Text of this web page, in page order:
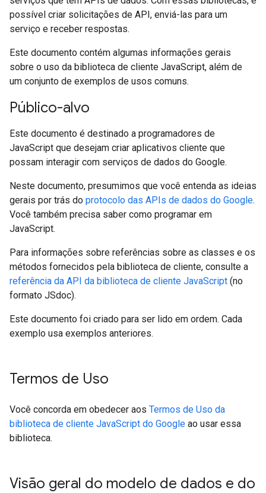
possível criar solicitações de API, enviá-las para um
serviço e receber respostas.
Este documento contém algumas informações gerais
sobre o uso da biblioteca de cliente JavaScript, além de
um conjunto de exemplos de usos comuns.
Público-alvo
Este documento é destinado a programadores de
JavaScript que desejam criar aplicativos cliente que
possam interagir com serviços de dados do Google.
Neste documento, presumimos que você entenda as ideias
gerais por trás do protocolo das APIs de dados do Google.
Você também precisa saber como programar em
JavaScript.
Para informações sobre referências sobre as classes e os
métodos fornecidos pela biblioteca de cliente, consulte a
referência da API da biblioteca de cliente JavaScript (no
formato JSdoc).
Este documento foi criado para ser lido em ordem. Cada
exemplo usa exemplos anteriores.
Termos de Uso
Você concorda em obedecer aos Termos de Uso da
biblioteca de cliente JavaScript do Google ao usar essa
biblioteca.
Visão geral do modelo de dados e do